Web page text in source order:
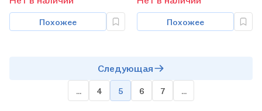
Похожее Похожее
... 4 5 6 7 ...
Следующая